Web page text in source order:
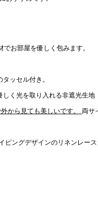
お部屋を優しく包みます。
ッセル付き。
しく光を取り入れる非遮光生地
両サ
ピングデザインのリネンレー